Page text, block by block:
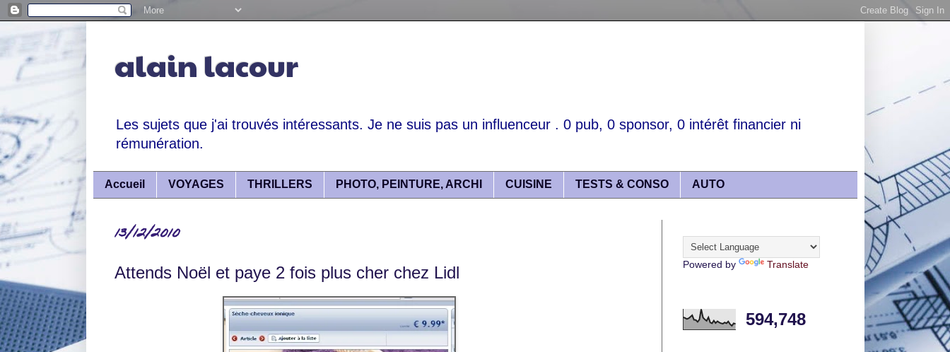
alain lacour
Les sujets que j'ai trouvés intéressants. Je ne suis pas un influenceur . 0 pub, 0 sponsor, 0 intérêt financier ni
rémunération.
Accueil VOYAGES THRILLERS PHOTO, PEINTURE, ARCHI CUISINE TESTS & CONSO AUTO
13/12/2010
Attends Noël et paye 2 fois plus cher chez Lidl Powered by Translate
594,748